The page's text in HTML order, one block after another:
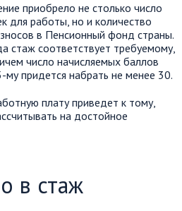
приобрело не столько число
для работы, но и количество
в Пенсионный фонд страны.
стаж соответствует требуемому,
число начисляемых баллов
придется набрать не менее 30.
плату приведет к тому,
на достойное
в стаж